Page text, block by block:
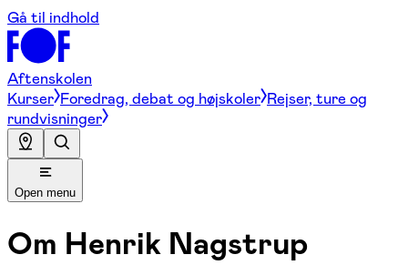
Gå til indhold
Aftenskolen
Kurser Foredrag, debat og højskoler Rejser, ture og
rundvisninger
Open menu
Om Henrik Nagstrup